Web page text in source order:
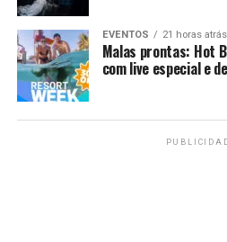
EVENTOS 21 horas atrás
Malas prontas: Hot
com live especial e